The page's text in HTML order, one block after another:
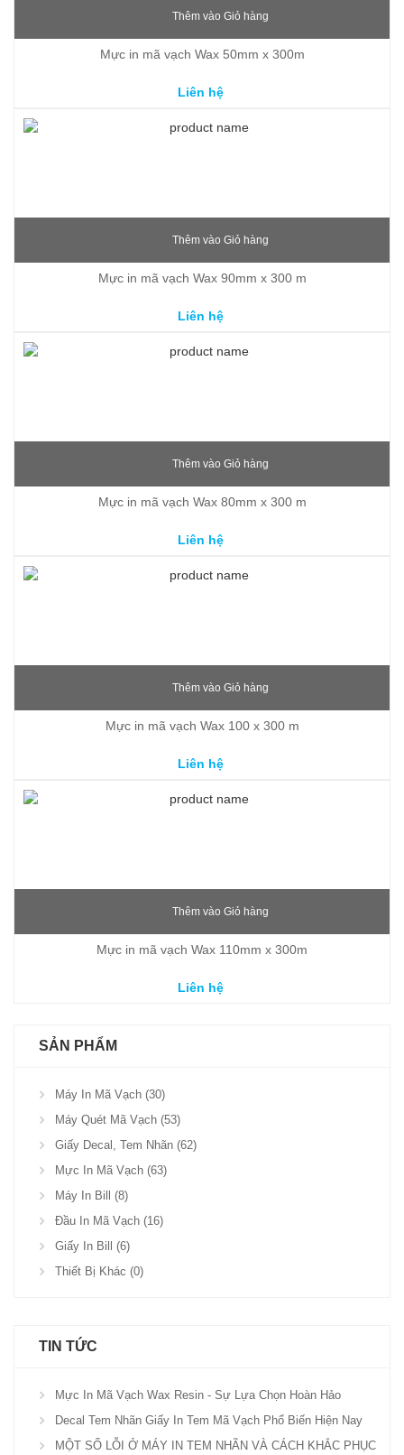
Thêm vào Giỏ hàng
Mực in mã vạch Wax 50mm x 300m
Liên hệ
Thêm vào Giỏ hàng
Mực in mã vạch Wax 90mm x 300 m
Liên hệ
Thêm vào Giỏ hàng
Mực in mã vạch Wax 80mm x 300 m
Liên hệ
Thêm vào Giỏ hàng
Mực in mã vạch Wax 100 x 300 m
Liên hệ
Thêm vào Giỏ hàng
Mực in mã vạch Wax 110mm x 300m
Liên hệ
SẢN PHẨM
Máy In Mã Vạch (30)
Máy Quét Mã Vạch (53)
Giấy Decal, Tem Nhãn (62)
Mực In Mã Vạch (63)
Máy In Bill (8)
Đầu In Mã Vạch (16)
Giấy In Bill (6)
Thiết Bị Khác (0)
TIN TỨC
Mực In Mã Vạch Wax Resin - Sự Lựa Chọn Hoàn Hảo
Decal Tem Nhãn Giấy In Tem Mã Vạch Phổ Biến Hiện Nay
MỘT SỐ LỖI Ở MÁY IN TEM NHÃN VÀ CÁCH KHẮC PHỤC